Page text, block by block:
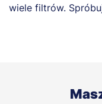
wiele filtrów.